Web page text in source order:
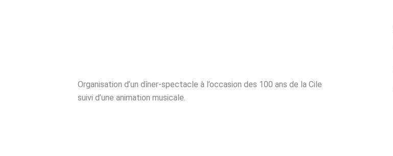
Organisation d’un dîner-spectacle à l’occasion des 100 ans de la Cile
suivi d’une animation musicale.